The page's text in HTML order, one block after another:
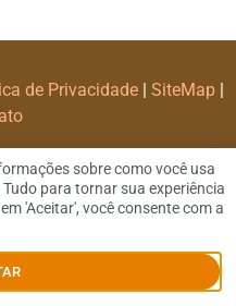
de Privacidade| SiteMap|
sobre como você usa
para tornar sua experiência
'Aceitar', você consente com a